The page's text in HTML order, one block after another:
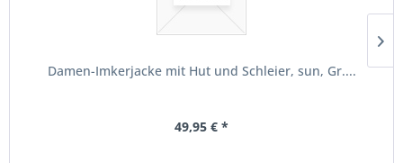
Damen-Imkerjacke mit Hut und Schleier, sun, Gr....
49,95 € *